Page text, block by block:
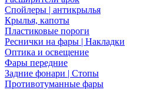
Спойлеры | антикрылья
Крылья, капоты
Пластиковые пороги
Реснички на фары | Накладки
Оптика и освещение
Фары передние
Задние фонари | Стопы
Противотуманные фары